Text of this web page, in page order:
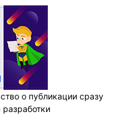
о публикации сразу